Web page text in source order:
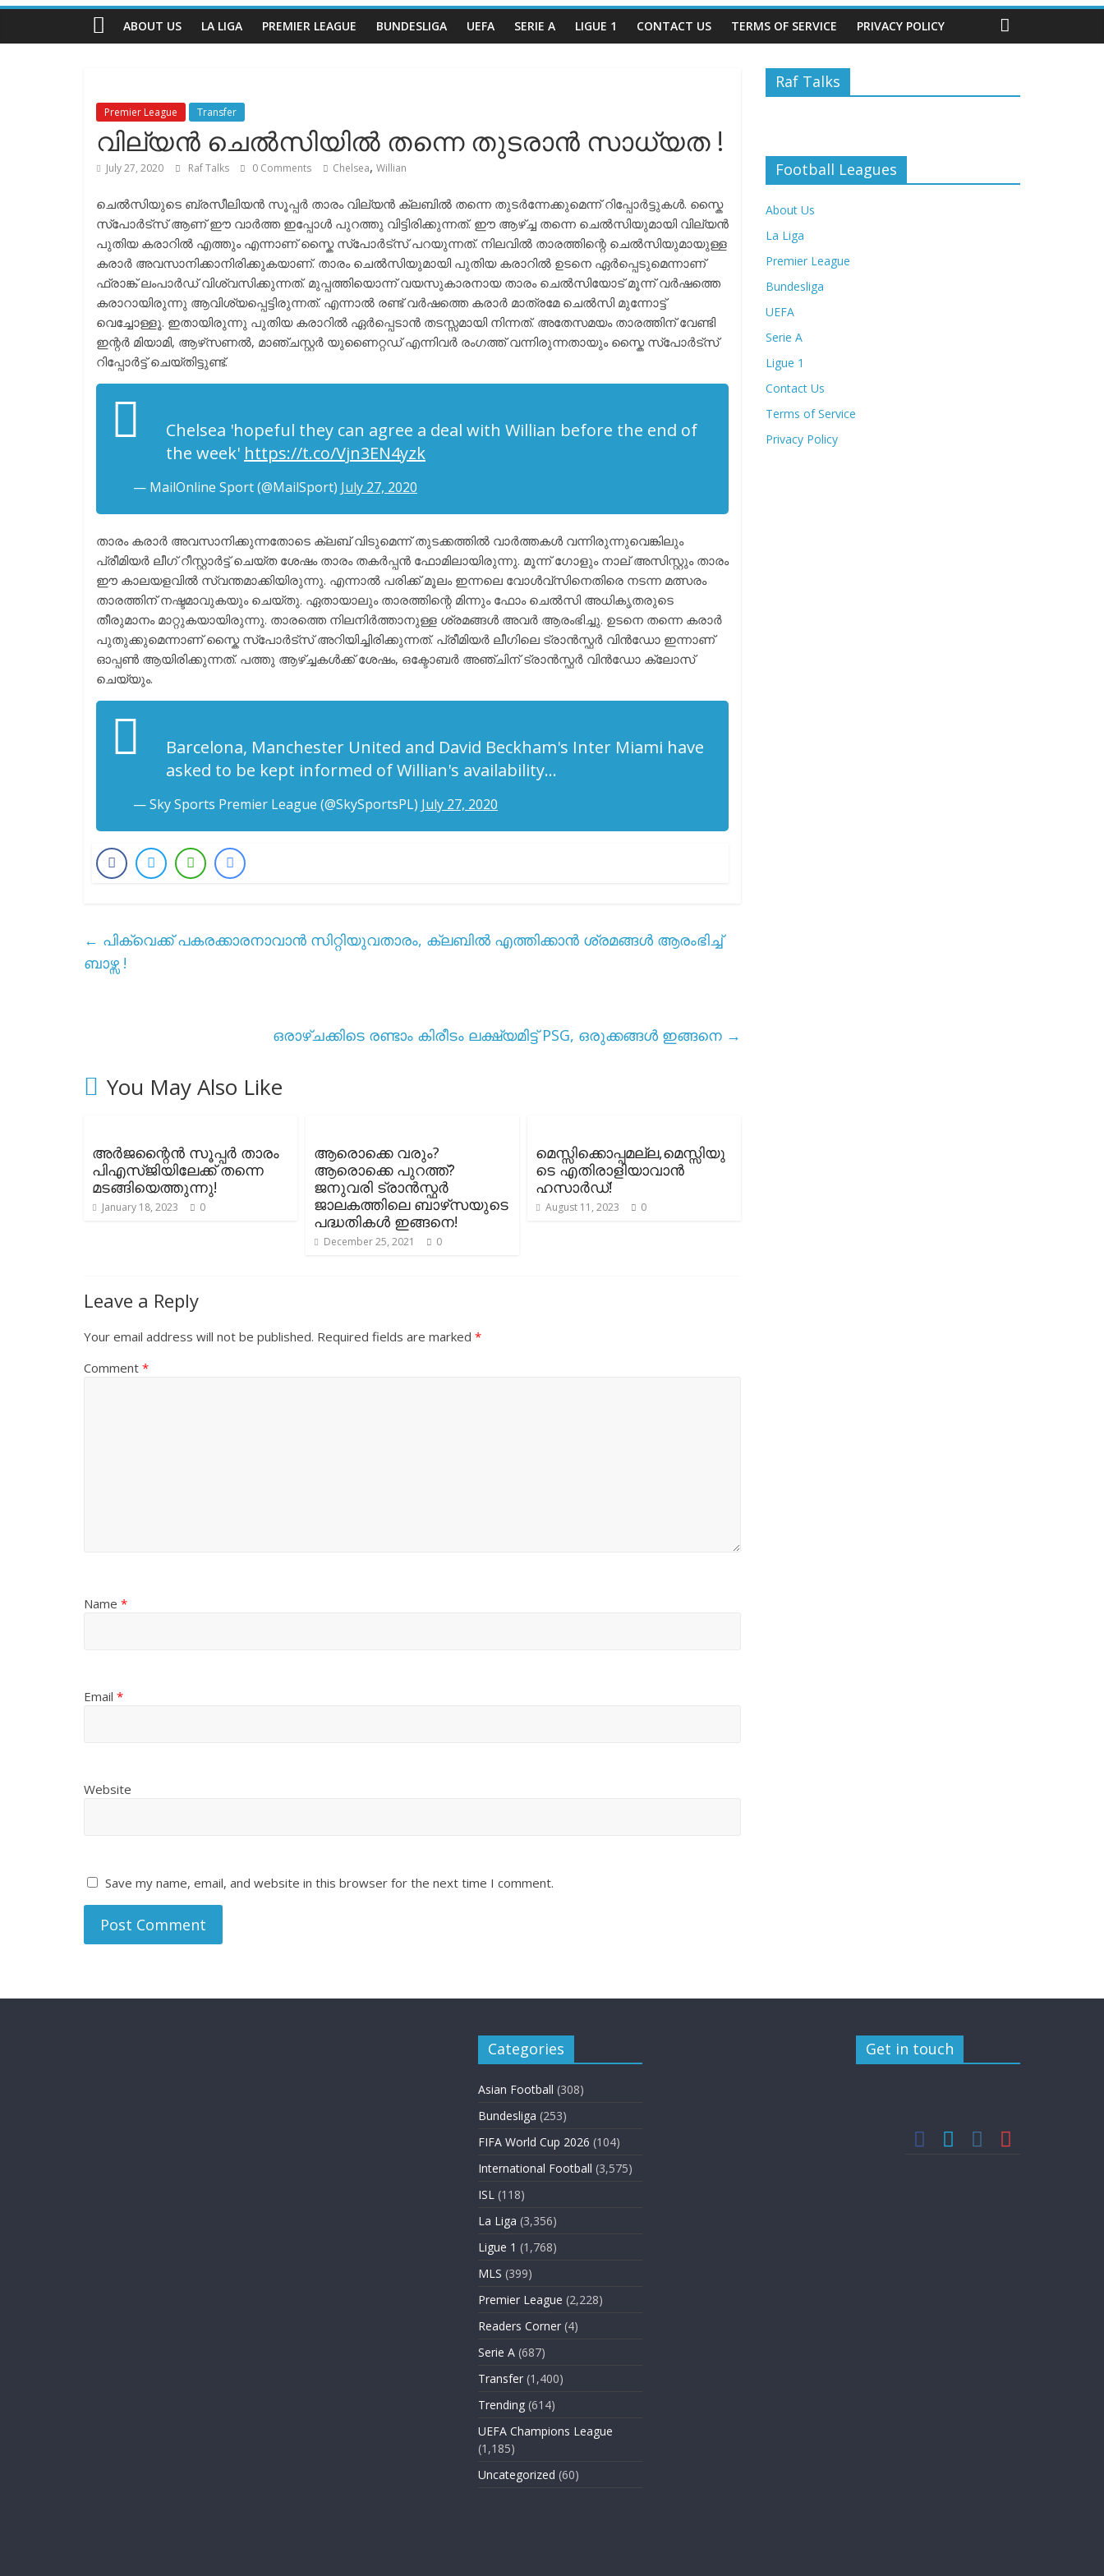
Talks
Football
Channel
ABOUT US LA LIGA PREMIER LEAGUE BUNDESLIGA UEFA SERIE A LIGUE 1 CONTACT US TERMS OF SERVICE PRIVACY POLICY
Premier League Transfer
വില്യൻ ചെൽസിയിൽ തന്നെ തുടരാൻ സാധ്യത !
July 27, 2020 Raf Talks 0 Comments Chelsea, Willian
ചെൽസിയുടെ ബ്രസീലിയൻ സൂപ്പർ താരം വില്യൻ ക്ലബിൽ തന്നെ തുടർന്നേക്കുമെന്ന് റിപ്പോർട്ടുകൾ. സ്കൈ
സ്പോർട്സ് ആണ് ഈ വാർത്ത ഇപ്പോൾ പുറത്തു വിട്ടിരിക്കുന്നത്. ഈ ആഴ്ച്ച തന്നെ ചെൽസിയുമായി വില്യൻ
പുതിയ കരാറിൽ എത്തും എന്നാണ് സ്കൈ സ്പോർട്സ് പറയുന്നത്. നിലവിൽ താരത്തിന്റെ ചെൽസിയുമായുള്ള
കരാർ അവസാനിക്കാനിരിക്കുകയാണ്. താരം ചെൽസിയുമായി പുതിയ കരാറിൽ ഉടനെ ഏർപ്പെടുമെന്നാണ്
ഫ്രാങ്ക് ലംപാർഡ് വിശ്വസിക്കുന്നത്. മുപ്പത്തിയൊന്ന് വയസുകാരനായ താരം ചെൽസിയോട് മൂന്ന് വർഷത്തെ
കരാറായിരുന്നു ആവിശ്യപ്പെട്ടിരുന്നത്. എന്നാൽ രണ്ട് വർഷത്തെ കരാർ മാത്രമേ ചെൽസി മുന്നോട്ട്
വെച്ചോള്ളൂ. ഇതായിരുന്നു പുതിയ കരാറിൽ ഏർപ്പെടാൻ തടസ്സമായി നിന്നത്. അതേസമയം താരത്തിന് വേണ്ടി
ഇന്റർ മിയാമി, ആഴ്‌സണൽ, മാഞ്ചസ്റ്റർ യുണൈറ്റഡ് എന്നിവർ രംഗത്ത് വന്നിരുന്നതായും സ്കൈ സ്പോർട്സ്
റിപ്പോർട്ട്‌ ചെയ്തിട്ടുണ്ട്.
Chelsea 'hopeful they can agree a deal with Willian before the end of
the week' https://t.co/Vjn3EN4yzk
— MailOnline Sport (@MailSport) July 27, 2020
താരം കരാർ അവസാനിക്കുന്നതോടെ ക്ലബ് വിടുമെന്ന് തുടക്കത്തിൽ വാർത്തകൾ വന്നിരുന്നുവെങ്കിലും
പ്രീമിയർ ലീഗ് റീസ്റ്റാർട്ട്‌ ചെയ്ത ശേഷം താരം തകർപ്പൻ ഫോമിലായിരുന്നു. മൂന്ന് ഗോളും നാല് അസിസ്റ്റും താരം
ഈ കാലയളവിൽ സ്വന്തമാക്കിയിരുന്നു. എന്നാൽ പരിക്ക് മൂലം ഇന്നലെ വോൾവ്‌സിനെതിരെ നടന്ന മത്സരം
താരത്തിന് നഷ്ടമാവുകയും ചെയ്തു. ഏതായാലും താരത്തിന്റെ മിന്നും ഫോം ചെൽസി അധികൃതരുടെ
തീരുമാനം മാറ്റുകയായിരുന്നു. താരത്തെ നിലനിർത്താനുള്ള ശ്രമങ്ങൾ അവർ ആരംഭിച്ചു. ഉടനെ തന്നെ കരാർ
പുതുക്കുമെന്നാണ് സ്കൈ സ്പോർട്സ് അറിയിച്ചിരിക്കുന്നത്. പ്രീമിയർ ലീഗിലെ ട്രാൻസ്ഫർ വിൻഡോ ഇന്നാണ്
ഓപ്പൺ ആയിരിക്കുന്നത്. പത്തു ആഴ്ച്ചകൾക്ക് ശേഷം, ഒക്ടോബർ അഞ്ചിന് ട്രാൻസ്ഫർ വിൻഡോ ക്ലോസ്
ചെയ്യും.
Barcelona, Manchester United and David Beckham's Inter Miami have
asked to be kept informed of Willian's availability…
— Sky Sports Premier League (@SkySportsPL) July 27, 2020
← പിക്വെക്ക് പകരക്കാരനാവാൻ സിറ്റിയുവതാരം, ക്ലബിൽ എത്തിക്കാൻ ശ്രമങ്ങൾ ആരംഭിച്ച്
ബാഴ്സ !
ഒരാഴ്ചക്കിടെ രണ്ടാം കിരീടം ലക്ഷ്യമിട്ട് PSG, ഒരുക്കങ്ങൾ ഇങ്ങനെ →
You May Also Like
അർജന്റൈൻ സൂപ്പർ താരം
പിഎസ്ജിയിലേക്ക് തന്നെ
മടങ്ങിയെത്തുന്നു!
January 18, 2023 0
ആരൊക്കെ വരും?
ആരൊക്കെ പുറത്ത്?
ജനുവരി ട്രാൻസ്ഫർ
ജാലകത്തിലെ ബാഴ്‌സയുടെ
പദ്ധതികൾ ഇങ്ങനെ!
December 25, 2021 0
മെസ്സിക്കൊപ്പമല്ല,മെസ്സിയു
ടെ എതിരാളിയാവാൻ
ഹസാർഡ്!
August 11, 2023 0
Leave a Reply
Your email address will not be published. Required fields are marked *
Comment *
Name *
Email *
Website
Save my name, email, and website in this browser for the next time I comment.
Raf Talks
Football Leagues
About Us
La Liga
Premier League
Bundesliga
UEFA
Serie A
Ligue 1
Contact Us
Terms of Service
Privacy Policy
Categories
Asian Football (308)
Bundesliga (253)
FIFA World Cup 2026 (104)
International Football (3,575)
ISL (118)
La Liga (3,356)
Ligue 1 (1,768)
MLS (399)
Premier League (2,228)
Readers Corner (4)
Serie A (687)
Transfer (1,400)
Trending (614)
UEFA Champions League
(1,185)
Uncategorized (60)
Get in touch